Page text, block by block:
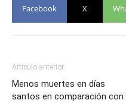
Facebook X
Artículo anterior
Menos muertes en días
santos en comparación con